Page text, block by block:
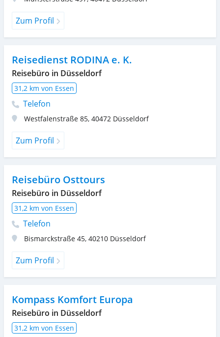
Zum Profil
Reisedienst RODINA e. K.
Reisebüro in Düsseldorf
31,2 km von Essen
Telefon
Westfalenstraße 85, 40472 Düsseldorf
Zum Profil
Reisebüro Osttours
Reisebüro in Düsseldorf
31,2 km von Essen
Telefon
Bismarckstraße 45, 40210 Düsseldorf
Zum Profil
Kompass Komfort Europa
Reisebüro in Düsseldorf
31,2 km von Essen